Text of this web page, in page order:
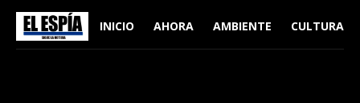
INICIO AHORA AMBIENTE CULTURA